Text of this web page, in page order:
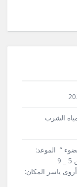
الشرب
” الموعد:
الأربعاء 2026/7/1 الساعة 10 ص السن : من 5 _ 9
المدربة / أروى ياسر المكان: